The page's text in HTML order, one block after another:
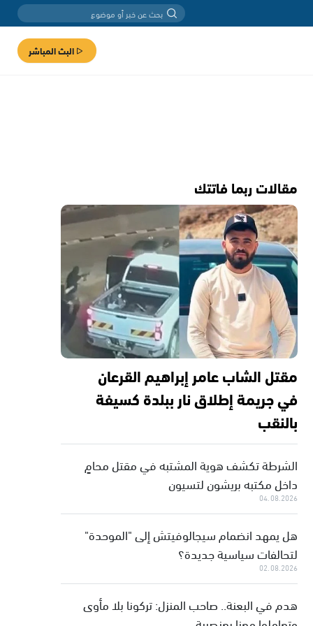
البث المباشر
مقالات ربما فاتتك
مقتل الشاب عامر إبراهيم القرعان
في جريمة إطلاق نار ببلدة كسيفة
بالنقب
الشرطة تكشف هوية المشتبه في مقتل محامٍ
داخل مكتبه بريشون لتسيون
04.08.2026
هل يمهد انضمام سيجالوفيتش إلى "الموحدة"
لتحالفات سياسية جديدة؟
02.08.2026
هدم في البعنة.. صاحب المنزل: تركونا بلا مأوى